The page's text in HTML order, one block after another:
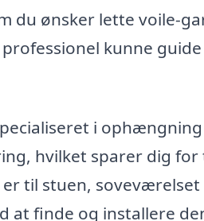
du ønsker lette voile-
kunne
i
hvilket sparer dig
til stuen,
at finde og installere